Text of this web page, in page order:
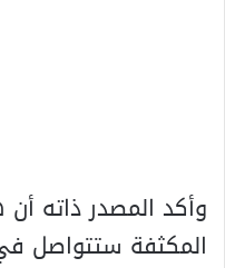
وأكد المصدر ذاته أن
المكثفة ستتواصل